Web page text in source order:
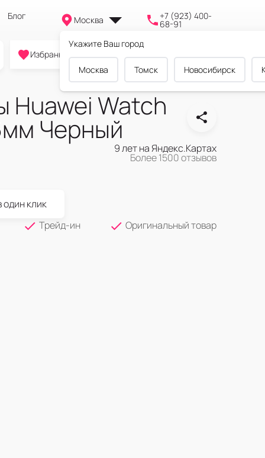
Блог Москва
Укажите Ваш город
Москва Томск Новосибирск
+7 (923) 400-
68-91
0
Избранное Cравнение Корзина
Huawei Watch
Черный
9 лет на Яндекс.Картах
Более 1500 отзывов
один клик
Трейд-ин
Оригинальный товар